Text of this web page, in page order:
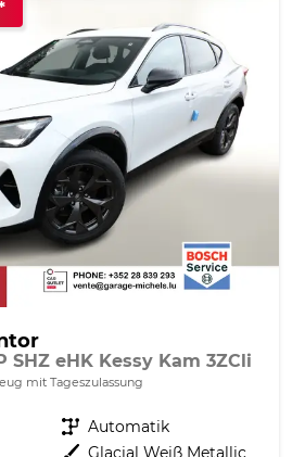
SHZ eHK Kessy Kam 3ZCli
mit Tageszulassung
Getriebe Automatik
Außenfarbe Glacial Weiß Metallic